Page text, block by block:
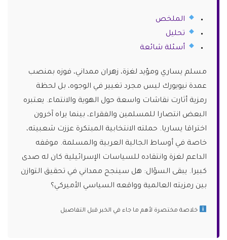
الملخص
تحليل
أسئلة شائعة
مسلم يساري ومؤيد لغزة، زهران ممداني، فوزه بمنصب
عمدة نيويورك ليس مجرد تغيير في الوجوه، بل لحظة
رمزية أثارت نقاشات واسعة حول الهوية والانتماء. يعتبره
البعض انتصارا للمسلمين والفقراء، بينما يراه آخرون
اختراقا يساريا. حملته الانتخابية المبتكرة عززت شعبيته،
خاصة في أوساط الجالية العربية والمسلمة. موقفه
الداعم لغزة وانتقاده للسياسات الإسرائيلية كان له صدى
كبيرا. يبقى السؤال: هل سينجح ممداني في تحقيق التوازن
بين رمزيته العالمية وواقعه السياسي الأميركي؟
خلاصة مختصرة لأهم ما جاء في الخبر قبل التفاصيل